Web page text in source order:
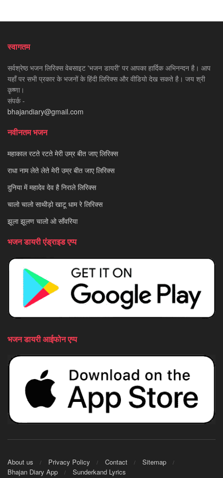
स्वागतम
सर्वश्रेष्ठ भजन लिरिक्स वेबसाइट 'भजन डायरी' पर आपका हार्दिक अभिनन्दन है। आप
यहाँ पर सभी प्रकार के भजनों के हिंदी लिरिक्स और वीडियो देख सकते है। जय श्री
कृष्णा।
संपर्क -
bhajandiary@gmail.com
नवीनतम भजन
महाकाल रटते रटते मेरी उम्र बीत जाए लिरिक्स
राधा नाम लेते लेते मेरी उम्र बीत जाए लिरिक्स
दुनिया में महादेव देव है निराले लिरिक्स
चालो चालो साथीड़ो खाटू धाम रे लिरिक्स
झूला झूलण चालो ओ साँवरिया
भजन डायरी एंड्राइड एप्प
भजन डायरी आईफोन एप्प
About us Privacy Policy Contact
Sitemap
Bhajan Diary App
Sunderkand Lyrics